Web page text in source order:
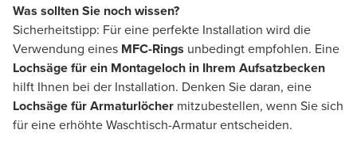
Was sollten Sie noch wissen?
Sicherheitstipp: Für eine perfekte Installation wird die
Verwendung eines MFC-Rings unbedingt empfohlen. Eine
Lochsäge für ein Montageloch in Ihrem Aufsatzbecken
hilft Ihnen bei der Installation. Denken Sie daran, eine
Lochsäge für Armaturlöcher mitzubestellen, wenn Sie sich
für eine erhöhte Waschtisch-Armatur entscheiden.